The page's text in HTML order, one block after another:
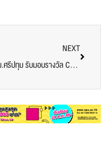
NEXT
ม.ศรีปทุม รับมอบรางวัล CWIE ดีเด่นระดับชาติ 2569 ประเภท สถานศึกษาดำเนินการหลักสูตร CWIE ดีเด่น จากกระทรวง อว.